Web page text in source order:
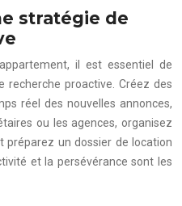
stratégie de
il est essentiel de
proactive. Créez des
réel des nouvelles annonces,
ou les agences, organisez
préparez un dossier de location
et la persévérance sont les